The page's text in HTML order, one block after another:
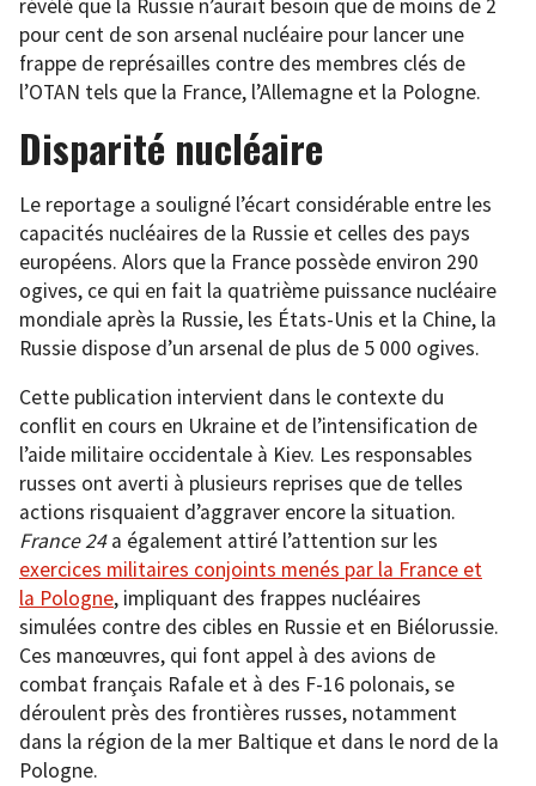
révélé que la Russie n’aurait besoin que de moins de 2
pour cent de son arsenal nucléaire pour lancer une
frappe de représailles contre des membres clés de
l’OTAN tels que la France, l’Allemagne et la Pologne.
Disparité nucléaire
Le reportage a souligné l’écart considérable entre les
capacités nucléaires de la Russie et celles des pays
européens. Alors que la France possède environ 290
ogives, ce qui en fait la quatrième puissance nucléaire
mondiale après la Russie, les États-Unis et la Chine, la
Russie dispose d’un arsenal de plus de 5 000 ogives.
Cette publication intervient dans le contexte du
conflit en cours en Ukraine et de l’intensification de
l’aide militaire occidentale à Kiev. Les responsables
russes ont averti à plusieurs reprises que de telles
actions risquaient d’aggraver encore la situation.
France 24a également attiré l’attention sur les
exercices militaires conjoints menés par la France et
la Pologne, impliquant des frappes nucléaires
simulées contre des cibles en Russie et en Biélorussie.
Ces manœuvres, qui font appel à des avions de
combat français Rafale et à des F-16 polonais, se
déroulent près des frontières russes, notamment
dans la région de la mer Baltique et dans le nord de la
Pologne.